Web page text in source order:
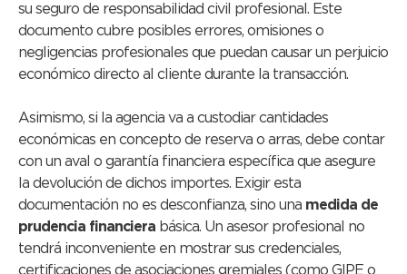
su seguro de responsabilidad civil profesional. Este
documento cubre posibles errores, omisiones o
negligencias profesionales que puedan causar un perjuicio
económico directo al cliente durante la transacción.
Asimismo, si la agencia va a custodiar cantidades
económicas en concepto de reserva o arras, debe contar
con un aval o garantía financiera específica que asegure
la devolución de dichos importes. Exigir esta
documentación no es desconfianza, sino una medida de
prudencia financiera básica. Un asesor profesional no
tendrá inconveniente en mostrar sus credenciales,
certificaciones de asociaciones gremiales (como GIPE o